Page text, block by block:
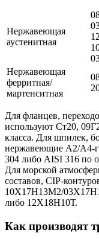
Нержавеющая
аустенитная
Нержавеющая
ферритная/
мартенситная
Для фланцев,
используют Ст20,
класса. Для шпилек,
нержавеющие A2/A4-
304 либо AISI 316
Для морской
составов, CIP-
10Х17Н13М2/
либо 12Х18Н10Т.
Как производят